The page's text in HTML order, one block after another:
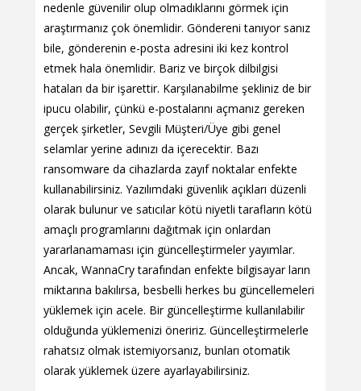
nedenle güvenilir olup olmadıklarını görmek için
araştırmanız çok önemlidir. Göndereni tanıyor sanız
bile, gönderenin e-posta adresini iki kez kontrol
etmek hala önemlidir. Bariz ve birçok dilbilgisi
hataları da bir işarettir. Karşılanabilme şekliniz de bir
ipucu olabilir, çünkü e-postalarını açmanız gereken
gerçek şirketler, Sevgili Müşteri/Üye gibi genel
selamlar yerine adınızı da içerecektir. Bazı
ransomware da cihazlarda zayıf noktalar enfekte
kullanabilirsiniz. Yazılımdaki güvenlik açıkları düzenli
olarak bulunur ve satıcılar kötü niyetli tarafların kötü
amaçlı programlarını dağıtmak için onlardan
yararlanamaması için güncelleştirmeler yayımlar.
Ancak, WannaCry tarafından enfekte bilgisayar ların
miktarına bakılırsa, besbelli herkes bu güncellemeleri
yüklemek için acele. Bir güncelleştirme kullanılabilir
olduğunda yüklemenizi öneririz. Güncelleştirmelerle
rahatsız olmak istemiyorsanız, bunları otomatik
olarak yüklemek üzere ayarlayabilirsiniz.